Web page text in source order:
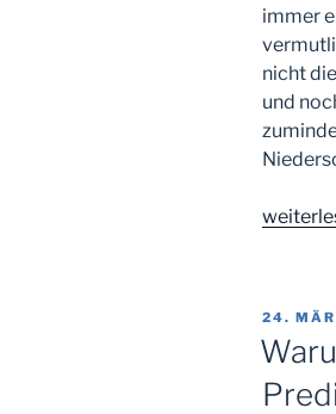
immer
nicht
und
„Ein
selbst“
AM
24.